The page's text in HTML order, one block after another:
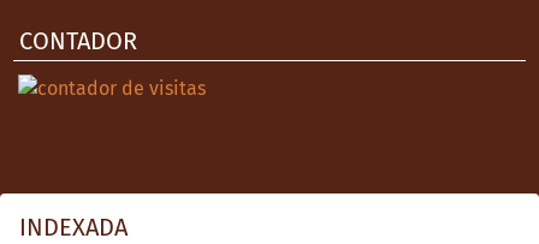
CONTADOR
INDEXADA